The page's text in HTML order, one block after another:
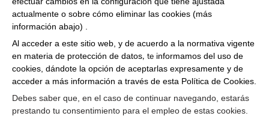
actualmente o sobre cómo eliminar las cookies (más
información abajo) .
Al acceder a este sitio web, y de acuerdo a la normativa vigente
en materia de protección de datos, te informamos del uso de
cookies, dándote la opción de aceptarlas expresamente y de
acceder a más información a través de esta Política de Cookies.
Debes saber que, en el caso de continuar navegando, estarás
prestando tu consentimiento para el empleo de estas cookies.